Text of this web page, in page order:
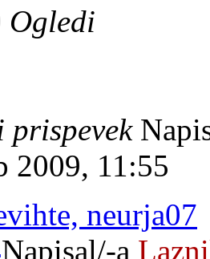
Ogledi
prispevek
2009, 11:55
neurja07
Napisal/-a